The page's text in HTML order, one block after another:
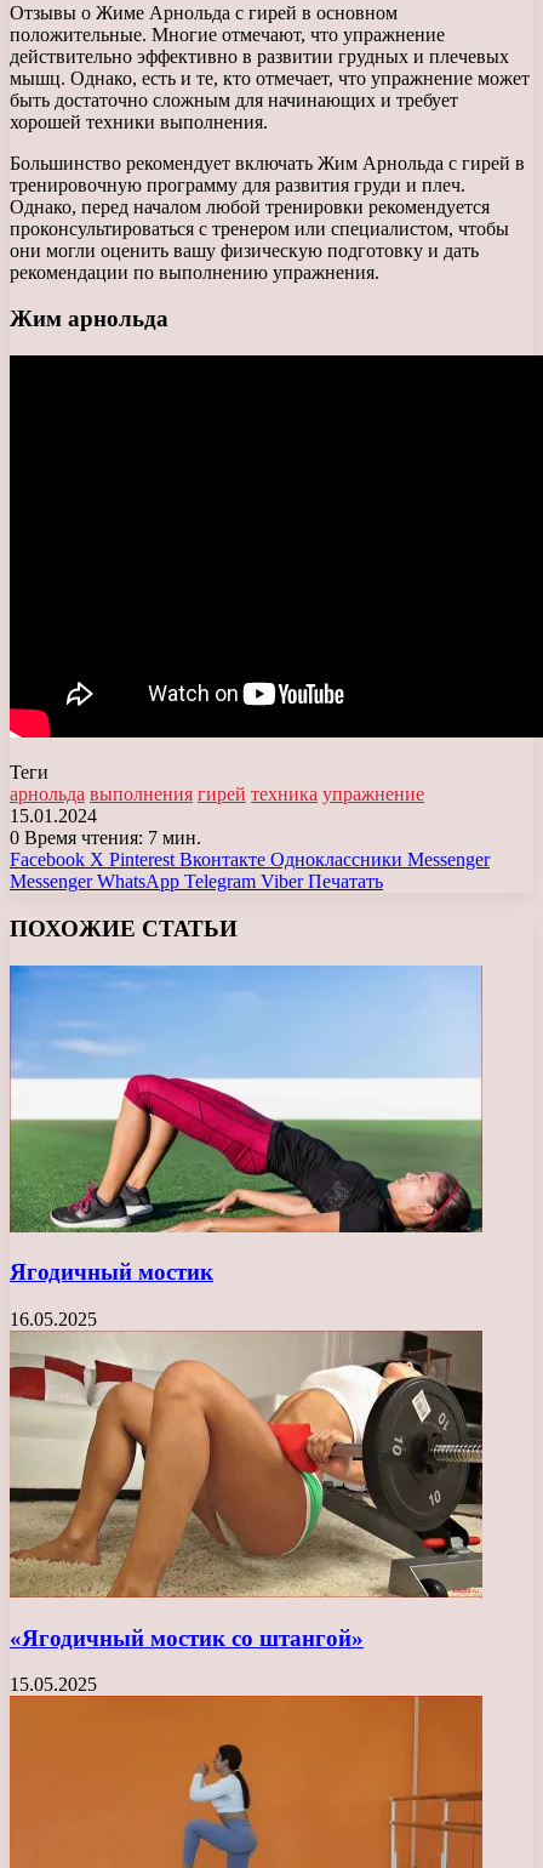
Отзывы о Жиме Арнольда с гирей в основном
положительные. Многие отмечают, что упражнение
действительно эффективно в развитии грудных и плечевых
мышц. Однако, есть и те, кто отмечает, что упражнение может
быть достаточно сложным для начинающих и требует
хорошей техники выполнения.
Большинство рекомендует включать Жим Арнольда с гирей в
тренировочную программу для развития груди и плеч.
Однако, перед началом любой тренировки рекомендуется
проконсультироваться с тренером или специалистом, чтобы
они могли оценить вашу физическую подготовку и дать
рекомендации по выполнению упражнения.
Жим арнольда
Теги
арнольда выполнения гирей техника упражнение
15.01.2024
0 Время чтения: 7 мин.
Facebook X Pinterest Вконтакте Одноклассники Messenger
Messenger WhatsApp Telegram Viber Печатать
ПОХОЖИЕ СТАТЬИ
Ягодичный мостик
16.05.2025
«Ягодичный мостик со штангой»
15.05.2025